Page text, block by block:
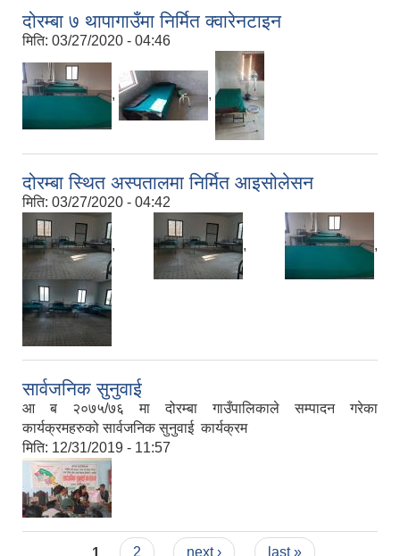
दोरम्बा ७ थापागाउँमा निर्मित क्वारेनटाइन
मिति: 03/27/2020 - 04:46
, ,
दोरम्बा स्थित अस्पतालमा निर्मित आइसोलेसन
मिति: 03/27/2020 - 04:42
, , ,
सार्वजनिक सुनुवाई
आ ब २०७५/७६ मा दोरम्बा गाउँपालिकाले सम्पादन गरेका
कार्यक्रमहरुको सार्वजनिक सुनुवाई कार्यक्रम
मिति: 12/31/2019 - 11:57
1 2 next › last »